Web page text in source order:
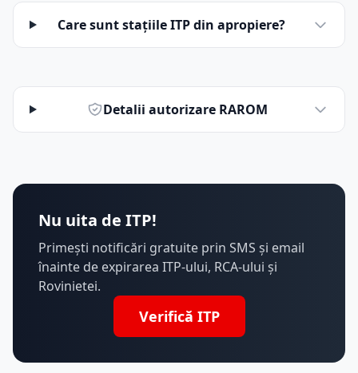
Care sunt stațiile ITP din apropiere?
Detalii autorizare RAROM
Nu uita de ITP!
Primești notificări gratuite prin SMS și email
înainte de expirarea ITP-ului, RCA-ului și
Rovinietei.
Verifică ITP